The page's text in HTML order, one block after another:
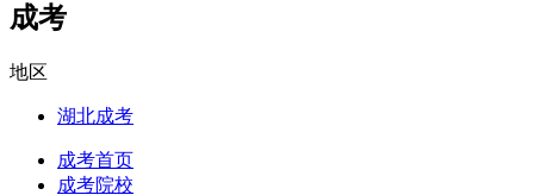
成考
地区
湖北成考
成考首页
成考院校